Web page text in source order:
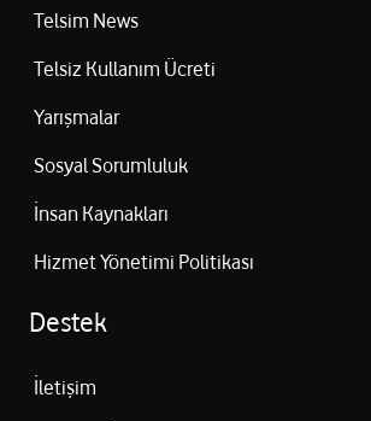
Telsim News
Telsiz Kullanım Ücreti
Yarışmalar
Sosyal Sorumluluk
İnsan Kaynakları
Hizmet Yönetimi Politikası
Destek
İletişim